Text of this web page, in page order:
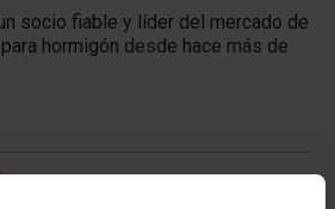
socio fiable y líder del mercado de
hormigón desde hace más de